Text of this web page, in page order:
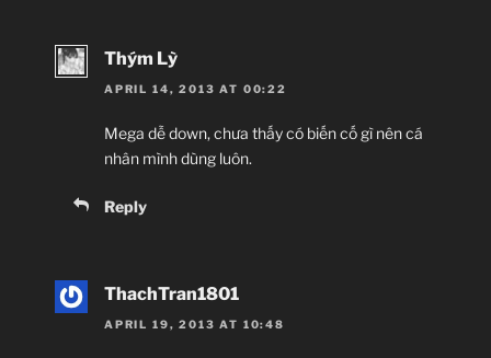
Thým Lỳ
APRIL 14, 2013 AT 00:22
Mega dễ down, chưa thấy có biến cố gì nên cá
nhân mình dùng luôn.
Reply
ThachTran1801
APRIL 19, 2013 AT 10:48